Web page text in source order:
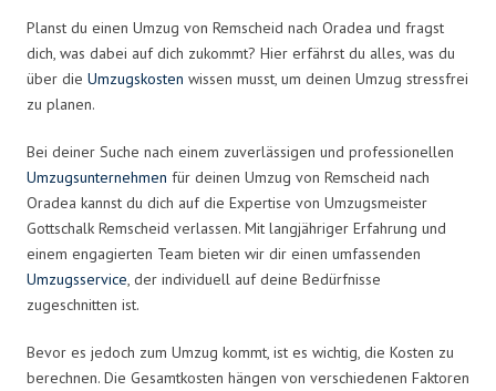
Planst du einen Umzug von Remscheid nach Oradea und fragst
dich, was dabei auf dich zukommt? Hier erfährst du alles, was du
über die Umzugskosten wissen musst, um deinen Umzug stressfrei
zu planen.
Bei deiner Suche nach einem zuverlässigen und professionellen
Umzugsunternehmen für deinen Umzug von Remscheid nach
Oradea kannst du dich auf die Expertise von Umzugsmeister
Gottschalk Remscheid verlassen. Mit langjähriger Erfahrung und
einem engagierten Team bieten wir dir einen umfassenden
Umzugsservice, der individuell auf deine Bedürfnisse
zugeschnitten ist.
Bevor es jedoch zum Umzug kommt, ist es wichtig, die Kosten zu
berechnen. Die Gesamtkosten hängen von verschiedenen Faktoren